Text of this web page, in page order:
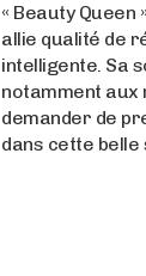
« Beauty Queen
allie qualité de
intelligente. Sa
notamment aux
demander de
dans cette